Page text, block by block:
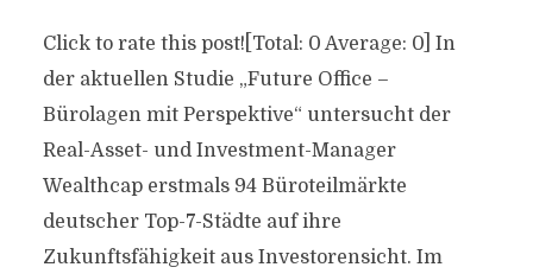
Click to rate this post![Total: 0 Average: 0] In
der aktuellen Studie „Future Office –
Bürolagen mit Perspektive“ untersucht der
Real-Asset- und Investment-Manager
Wealthcap erstmals 94 Büroteilmärkte
deutscher Top-7-Städte auf ihre
Zukunftsfähigkeit aus Investorensicht. Im